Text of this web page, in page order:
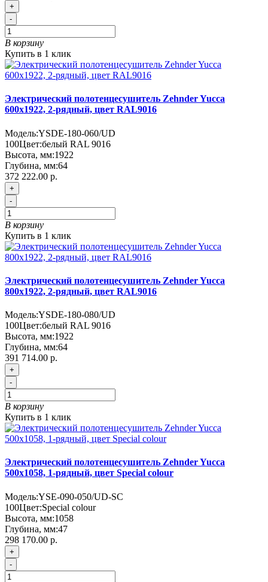
+
-
В корзину
Купить в 1 клик
Электрический полотенцесушитель Zehnder Yucca
600х1922, 2-рядный, цвет RAL9016
Модель:YSDE-180-060/UD
100Цвет:белый RAL 9016
Высота, мм:1922
Глубина, мм:64
372 222.00 р.
+
-
В корзину
Купить в 1 клик
Электрический полотенцесушитель Zehnder Yucca
800х1922, 2-рядный, цвет RAL9016
Модель:YSDE-180-080/UD
100Цвет:белый RAL 9016
Высота, мм:1922
Глубина, мм:64
391 714.00 р.
+
-
В корзину
Купить в 1 клик
Электрический полотенцесушитель Zehnder Yucca
500х1058, 1-рядный, цвет Special colour
Модель:YSE-090-050/UD-SC
100Цвет:Special colour
Высота, мм:1058
Глубина, мм:47
298 170.00 р.
+
-